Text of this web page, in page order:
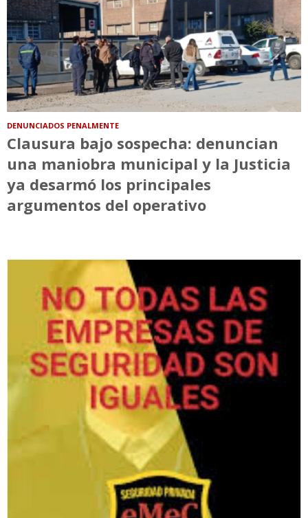
DENUNCIADOS PENALMENTE
Clausura bajo sospecha: denuncian
una maniobra municipal y la Justicia
ya desarmó los principales
argumentos del operativo